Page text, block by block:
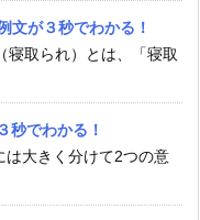
文が３秒でわかる！
寝取られ）とは、「寝取
秒でわかる！
は大きく分けて2つの意